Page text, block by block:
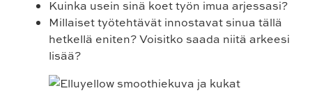
Kuinka usein sinä koet työn imua arjessasi?
Millaiset työtehtävät innostavat sinua tällä
hetkellä eniten? Voisitko saada niitä arkeesi
lisää?